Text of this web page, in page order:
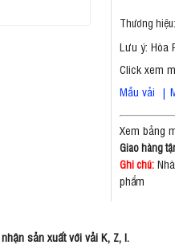
Thương hiệu:
Lưu ý: Hòa
Click xem
Mẫu vải |
Xem bảng
Giao hàng
Ghi chú:
phẩm
sản xuất với vải K, Z, I.​